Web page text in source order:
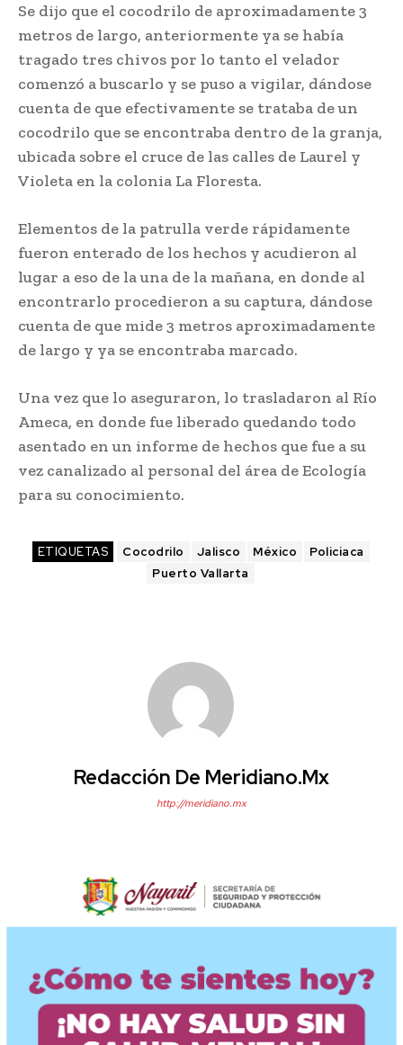
Se dijo que el cocodrilo de aproximadamente 3
metros de largo, anteriormente ya se había
tragado tres chivos por lo tanto el velador
comenzó a buscarlo y se puso a vigilar, dándose
cuenta de que efectivamente se trataba de un
cocodrilo que se encontraba dentro de la granja,
ubicada sobre el cruce de las calles de Laurel y
Violeta en la colonia La Floresta.
Elementos de la patrulla verde rápidamente
fueron enterado de los hechos y acudieron al
lugar a eso de la una de la mañana, en donde al
encontrarlo procedieron a su captura, dándose
cuenta de que mide 3 metros aproximadamente
de largo y ya se encontraba marcado.
Una vez que lo aseguraron, lo trasladaron al Río
Ameca, en donde fue liberado quedando todo
asentado en un informe de hechos que fue a su
vez canalizado al personal del área de Ecología
para su conocimiento.
ETIQUETAS Cocodrilo Jalisco México
Policiaca
Puerto Vallarta
Redacción De Meridiano.mx
http://meridiano.mx